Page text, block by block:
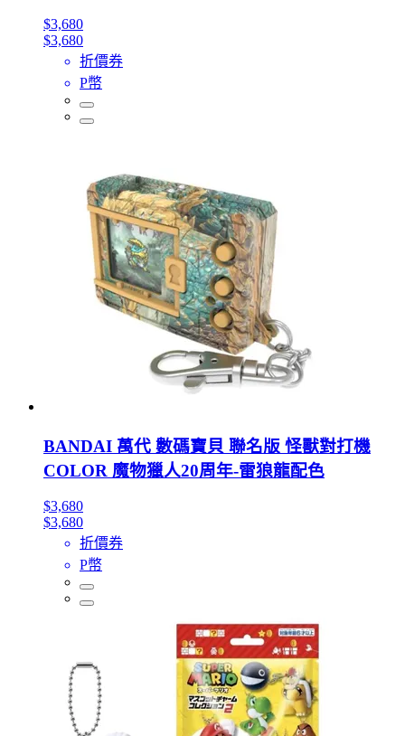
$3,680
$3,680
折價券
P幣
BANDAI 萬代 數碼寶貝 聯名版 怪獸對打機
COLOR 魔物獵人20周年-雷狼龍配色
$3,680
$3,680
折價券
P幣